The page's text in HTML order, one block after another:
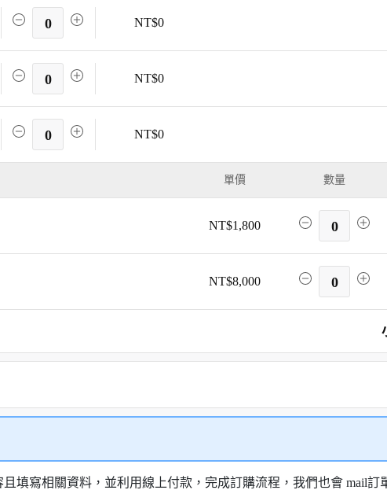
0 NT$0
0 NT$0
0 NT$0
單價 數量
NT$1,800 0
NT$8,000 0
填寫相關資料，並利用線上付款，完成訂購流程，我們也會 mail訂